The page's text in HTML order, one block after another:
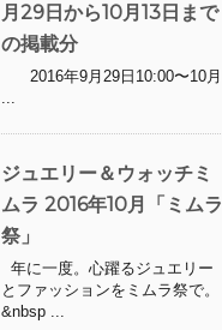
月29日から10月13日まで
の掲載分
2016年9月29日10:00〜10月
...
ジュエリー＆ウォッチミ
ムラ 2016年10月「ミムラ
祭」
年に一度。心躍るジュエリー
とファッションをミムラ祭で。
&nbsp ...